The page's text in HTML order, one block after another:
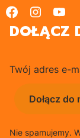
DOŁĄCZ
Twój adres e-
Dołącz do
Nie spamujemy.